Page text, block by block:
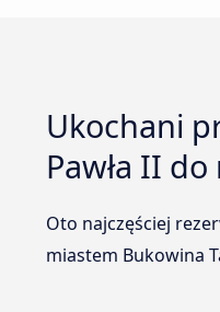
Ukochani
Pawła II
Oto najczęściej
miastem Bukowina